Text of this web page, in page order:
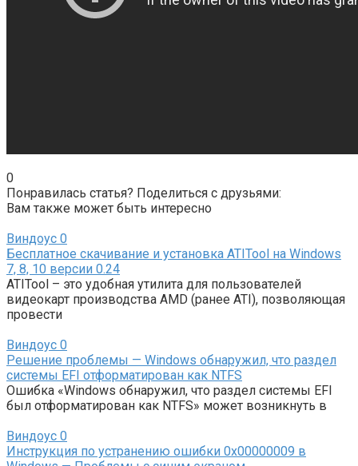
0
Понравилась статья? Поделиться с друзьями:
Вам также может быть интересно
Виндоус 0
Бесплатное скачивание и установка ATITool на Windows
7, 8, 10 версии 0.24
ATITool – это удобная утилита для пользователей
видеокарт производства AMD (ранее ATI), позволяющая
провести
Виндоус 0
Решение проблемы — Windows обнаружил, что раздел
системы EFI отформатирован как NTFS
Ошибка «Windows обнаружил, что раздел системы EFI
был отформатирован как NTFS» может возникнуть в
Виндоус 0
Инструкция по устранению ошибки 0x00000009 в